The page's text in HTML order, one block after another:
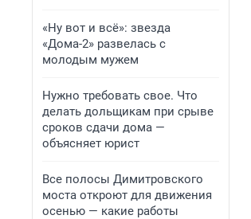
«Ну вот и всё»: звезда
«Дома-2» развелась с
молодым мужем
Нужно требовать свое. Что
делать дольщикам при срыве
сроков сдачи дома —
объясняет юрист
Все полосы Димитровского
моста откроют для движения
осенью — какие работы